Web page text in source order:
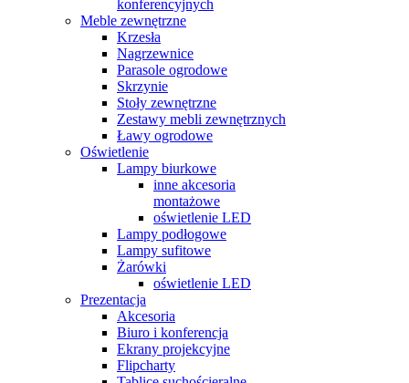
konferencyjnych
Meble zewnętrzne
Krzesła
Nagrzewnice
Parasole ogrodowe
Skrzynie
Stoły zewnętrzne
Zestawy mebli zewnętrznych
Ławy ogrodowe
Oświetlenie
Lampy biurkowe
inne akcesoria
montażowe
oświetlenie LED
Lampy podłogowe
Lampy sufitowe
Żarówki
oświetlenie LED
Prezentacja
Akcesoria
Biuro i konferencja
Ekrany projekcyjne
Flipcharty